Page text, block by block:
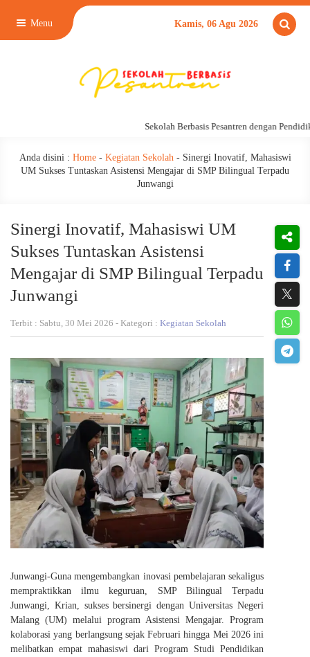
Menu Kamis, 06 Agu 2026
Sekolah Berbasis Pesantren dengan
Anda disini : Home- Kegiatan Sekolah- Sinergi Inovatif, Mahasiswi
UM Sukses Tuntaskan Asistensi Mengajar di SMP Bilingual Terpadu
Junwangi
Sinergi Inovatif, Mahasiswi UM
Sukses Tuntaskan Asistensi
Mengajar di SMP Bilingual Terpadu
Junwangi
Terbit : Sabtu, 30 Mei 2026 - Kategori : Kegiatan Sekolah
Junwangi-Guna mengembangkan inovasi pembelajaran sekaligus
mempraktikkan ilmu keguruan, SMP Bilingual Terpadu
Junwangi, Krian, sukses bersinergi dengan Universitas Negeri
Malang (UM) melalui program Asistensi Mengajar. Program
kolaborasi yang berlangsung sejak Februari hingga Mei 2026 ini
melibatkan empat mahasiswi dari Program Studi Pendidikan